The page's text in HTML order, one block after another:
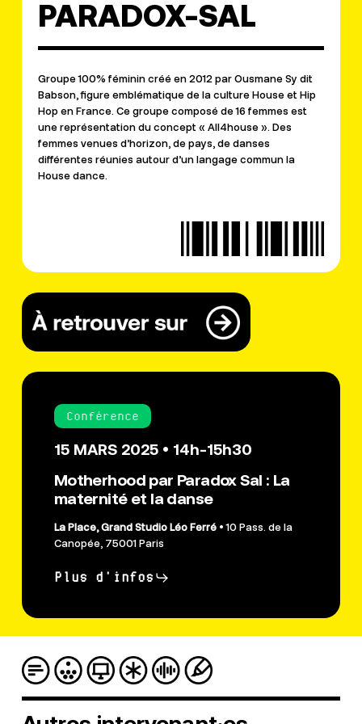
PARADOX-SAL
Groupe 100% féminin créé en 2012 par Ousmane Sy dit
Babson, figure emblématique de la culture House et Hip
Hop en France. Ce groupe composé de 16 femmes est
une représentation du concept « All4house ». Des
femmes venues d’horizon, de pays, de danses
différentes réunies autour d’un langage commun la
House dance.
Conférence
15 MARS 2025 • 14h-15h30
Motherhood par Paradox Sal : La
maternité et la danse
La Place, Grand Studio Léo Ferré • 10 Pass. de la
Canopée, 75001 Paris
Plus d'infos